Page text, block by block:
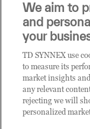
it.tdsynnex.com|
CATEGORIE
Categorie
We aim to
and
your
TD SYNNEX use
to measure its
market insights
any relevant
rejecting we will
personalized